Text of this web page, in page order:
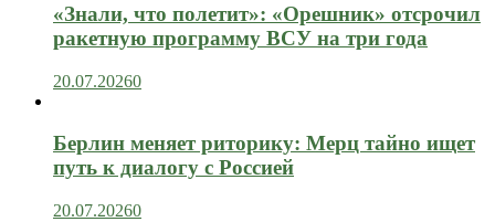
«Знали, что полетит»: «Орешник» отсрочил
ракетную программу ВСУ на три года
20.07.20260
Берлин меняет риторику: Мерц тайно ищет
путь к диалогу с Россией
20.07.20260